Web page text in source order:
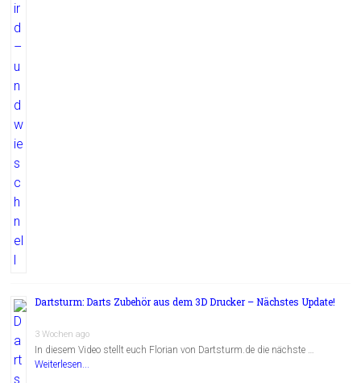
Dartsturm: Darts Zubehör aus dem 3D Drucker – Nächstes Update!
3 Wochen ago
In diesem Video stellt euch Florian von Dartsturm.de die nächste …
Weiterlesen...